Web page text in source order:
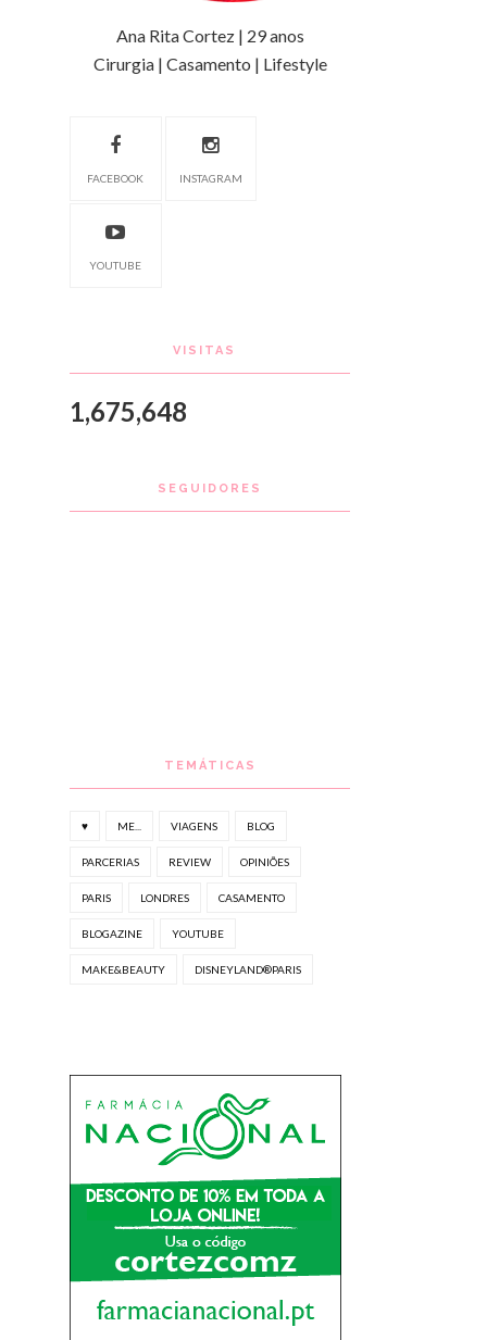
Ana Rita Cortez | 29 anos
Cirurgia | Casamento | Lifestyle
FACEBOOK INSTAGRAM
YOUTUBE
VISITAS
1,675,648
SEGUIDORES
TEMÁTICAS
♥ ME... VIAGENS BLOG
PARCERIAS REVIEW OPINIÕES
PARIS LONDRES CASAMENTO
BLOGAZINE YOUTUBE
MAKE&BEAUTY DISNEYLAND®PARIS